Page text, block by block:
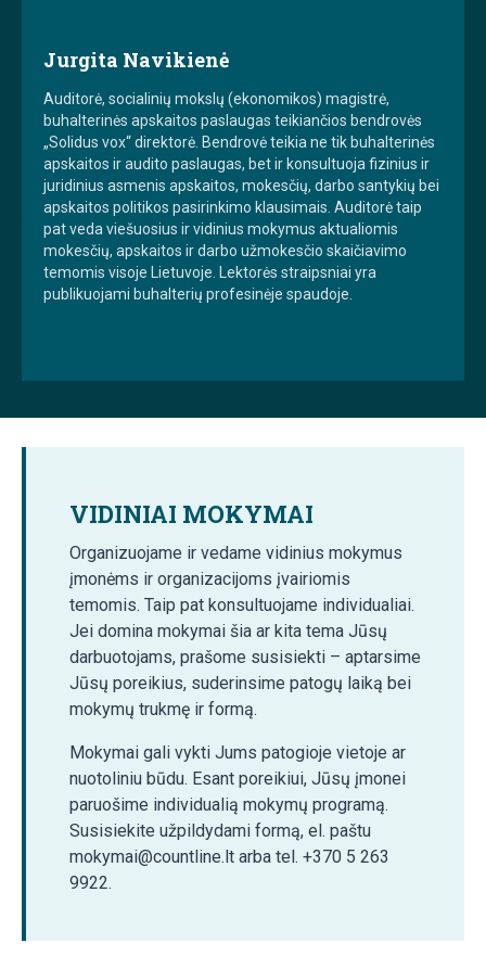
Jurgita Navikienė
Auditorė, socialinių mokslų (ekonomikos) magistrė,
buhalterinės apskaitos paslaugas teikiančios bendrovės
„Solidus vox“ direktorė. Bendrovė teikia ne tik buhalterinės
apskaitos ir audito paslaugas, bet ir konsultuoja fizinius ir
juridinius asmenis apskaitos, mokesčių, darbo santykių bei
apskaitos politikos pasirinkimo klausimais. Auditorė taip
pat veda viešuosius ir vidinius mokymus aktualiomis
mokesčių, apskaitos ir darbo užmokesčio skaičiavimo
temomis visoje Lietuvoje. Lektorės straipsniai yra
publikuojami buhalterių profesinėje spaudoje.
VIDINIAI MOKYMAI
Organizuojame ir vedame vidinius mokymus
įmonėms ir organizacijoms įvairiomis
temomis. Taip pat konsultuojame individualiai.
Jei domina mokymai šia ar kita tema Jūsų
darbuotojams, prašome susisiekti – aptarsime
Jūsų poreikius, suderinsime patogų laiką bei
mokymų trukmę ir formą.
Mokymai gali vykti Jums patogioje vietoje ar
nuotoliniu būdu. Esant poreikiui, Jūsų įmonei
paruošime individualią mokymų programą.
Susisiekite užpildydami formą, el. paštu
mokymai@countline.lt arba tel. +370 5 263
9922.